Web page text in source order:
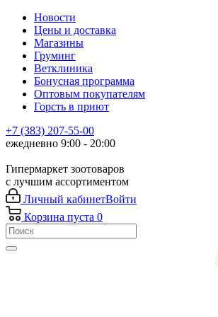
Новости
Цены и доставка
Магазины
Груминг
Ветклиника
Бонусная программа
Оптовым покупателям
Горсть в приют
+7 (383) 207-55-00
ежедневно 9:00 - 20:00
Гипермаркет зоотоваров
с лучшим ассортиментом
Личный кабинетВойти
Корзина пуста 0